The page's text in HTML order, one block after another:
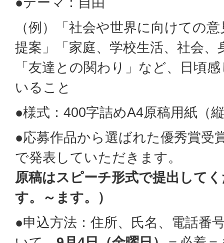
（例）「社会や世界に向けての
提案」「家庭、学校生活、社会
「友達との関わり」など、日頃
いること
●様式：400字詰めA4原稿用紙（
●応募作品から選ばれた優秀賞受
で発表していただきます。
原稿はスピーチ形式で提出して
す。～ます。）
●申込方法：住所、氏名、電話番